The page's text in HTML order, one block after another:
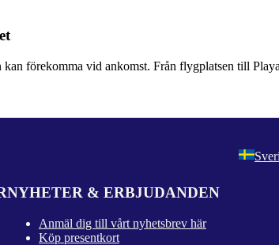
förekomma vid ankomst. Från flygplatsen till
NYHETER & ERBJUDANDEN
Anmäl dig till vårt nyhetsbrev här
Köp presentkort